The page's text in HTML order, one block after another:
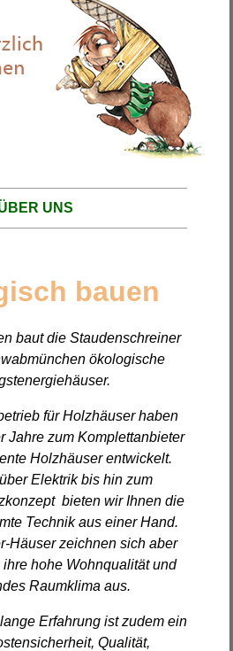
UNS
bauen
baut die Staudenschreiner
ökologische
für Holzhäuser haben
Jahre zum Komplettanbieter
Holzhäuser entwickelt.
Elektrik bis hin zum
bieten wir Ihnen die
Technik aus einer Hand.
Häuser zeichnen sich aber
hohe Wohnqualität und
Raumklima aus.
Erfahrung ist zudem ein
Qualität,